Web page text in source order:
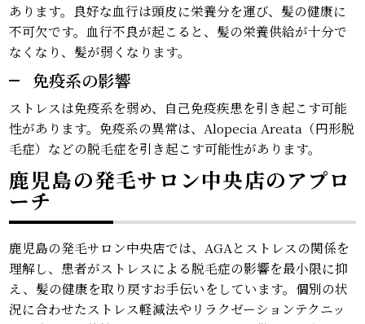
あります。良好な血行は頭皮に栄養分を運び、髪の健康に
不可欠です。血行不良が起こると、髪の栄養供給が十分で
なくなり、髪が弱くなります。
免疫系の影響
ストレスは免疫系を弱め、自己免疫疾患を引き起こす可能
性があります。免疫系の異常は、Alopecia Areata（円形脱
毛症）などの脱毛症を引き起こす可能性があります。
鹿児島の発毛サロン中央店のアプロ
ーチ
鹿児島の発毛サロン中央店では、AGAとストレスの関係を
理解し、患者がストレスによる脱毛症の影響を最小限に抑
え、髪の健康を取り戻すお手伝いをしています。個別の状
況に合わせたストレス軽減法やリラクゼーションテクニッ